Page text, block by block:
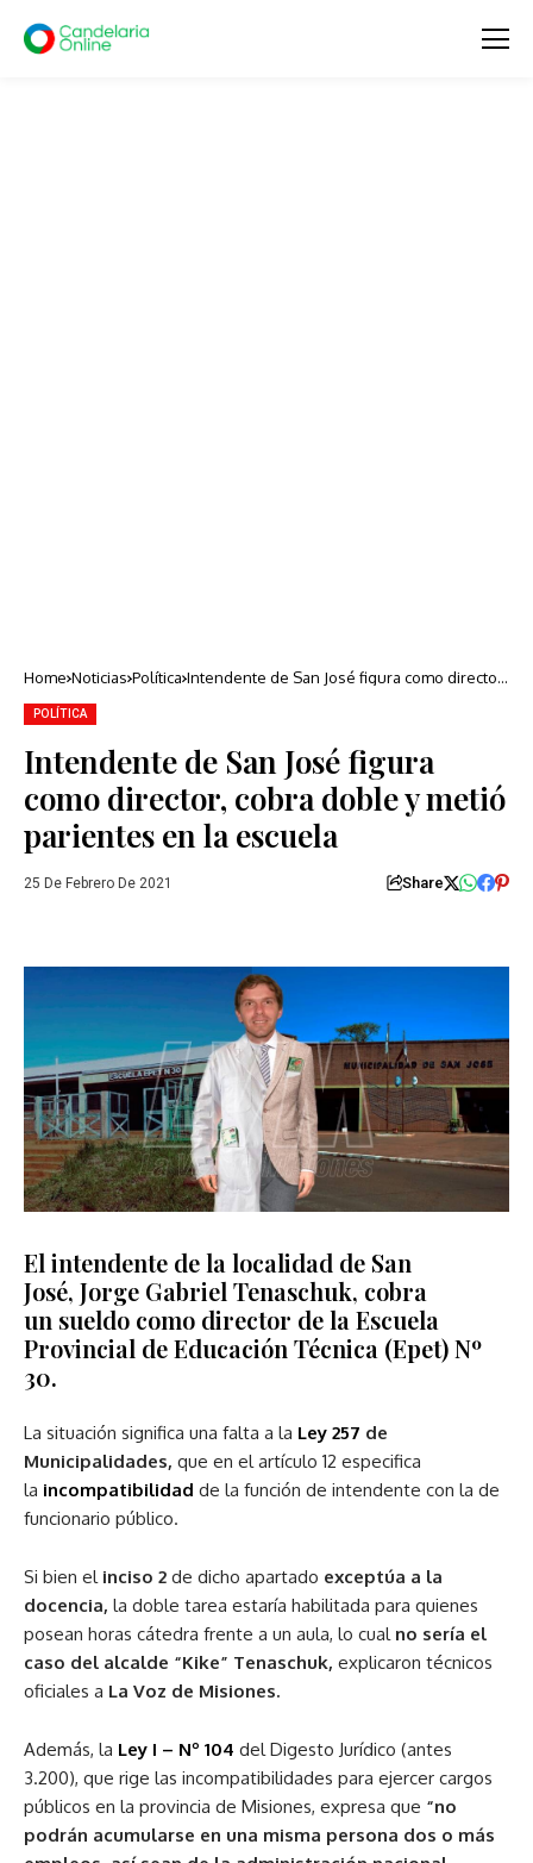
Home Noticias Política Intendente de San José figura como director,
POLÍTICA
Intendente de San José figura
como director, cobra doble y metió
parientes en la escuela
25 De Febrero De 2021 Share
El intendente de la localidad de San
José, Jorge Gabriel Tenaschuk, cobra
un sueldo como director de laEscuela
Provincial de Educación Técnica (Epet) Nº
30.
La situación significa una falta a la Ley 257 de
Municipalidades, que en el artículo 12 especifica
la incompatibilidad de la función de intendente con la de
funcionario público.
Si bien el inciso 2 de dicho apartado exceptúa a la
docencia, la doble tarea estaría habilitada para quienes
posean horas cátedra frente a un aula, lo cual no sería el
caso del alcalde “Kike” Tenaschuk, explicaron técnicos
oficiales a La Voz de Misiones.
Además, la Ley I – Nº 104 del Digesto Jurídico (antes
3.200), que rige las incompatibilidades para ejercer cargos
públicos en la provincia de Misiones, expresa que “no
podrán acumularse en una misma persona dos o más